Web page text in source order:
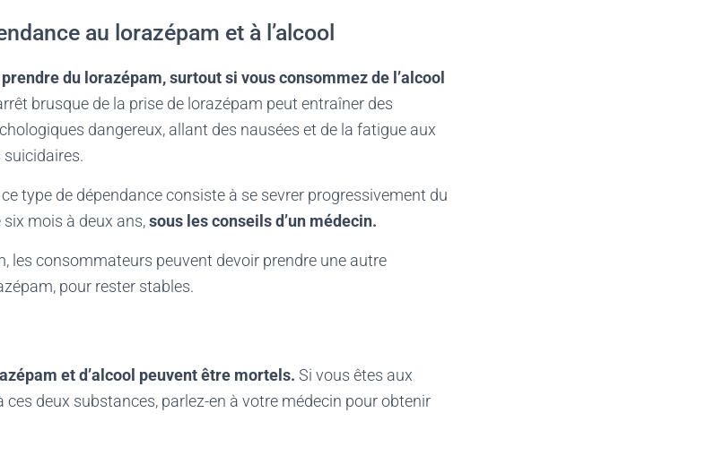
au lorazépam et à l’alcool
du lorazépam, surtout si vous consommez de l’alcool
brusque de la prise de lorazépam peut entraîner des
dangereux, allant des nausées et de la fatigue aux
type de dépendance consiste à se sevrer progressivement du
mois à deux ans,sous les conseils d’un médecin.
les consommateurs peuvent devoir prendre une autre
pour rester stables.
et d’alcool peuvent être mortels. Si vous êtes aux
ces deux substances, parlez-en à votre médecin pour obtenir